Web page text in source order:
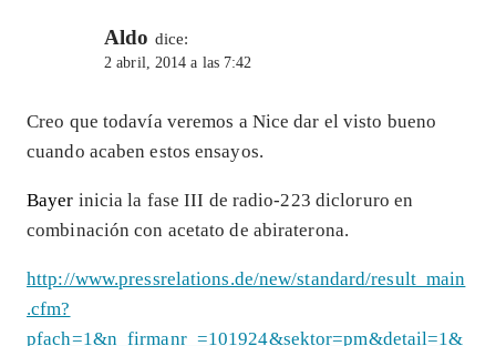
Aldo dice:
2 abril, 2014 a las 7:42
Creo que todavía veremos a Nice dar el visto bueno
cuando acaben estos ensayos.
Bayer inicia la fase III de radio-223 dicloruro en
combinación con acetato de abiraterona.
http://www.pressrelations.de/new/standard/result_main
.cfm?
pfach=1&n_firmanr_=101924&sektor=pm&detail=1&